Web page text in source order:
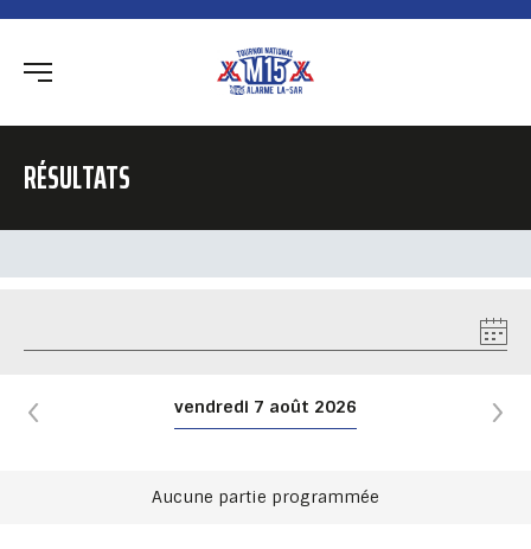
RÉSULTATS
vendredi 7 août 2026
Aucune partie programmée